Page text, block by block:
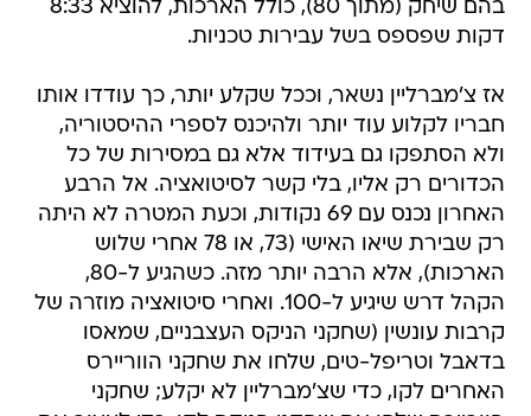
בהם שיחק (מתוך 80), כולל הארכות, להוציא 8:33
דקות שפספס בשל עבירות טכניות.
אז צ'מברליין נשאר, וככל שקלע יותר, כך עודדו אותו
חבריו לקלוע עוד יותר ולהיכנס לספרי ההיסטוריה,
ולא הסתפקו גם בעידוד אלא גם במסירות של כל
הכדורים רק אליו, בלי קשר לסיטואציה. אל הרבע
האחרון נכנס עם 69 נקודות, וכעת המטרה לא היתה
רק שבירת שיאו האישי (73, או 78 אחרי שלוש
הארכות), אלא הרבה יותר מזה. כשהגיע ל-80,
הקהל דרש שיגיע ל-100. ואחרי סיטואציה מוזרה של
קרבות עונשין (שחקני הניקס העצבניים, שמאסו
בדאבל וטריפל-טים, שלחו את שחקני הווריירס
האחרים לקו, כדי שצ'מברליין לא יקלע; שחקני